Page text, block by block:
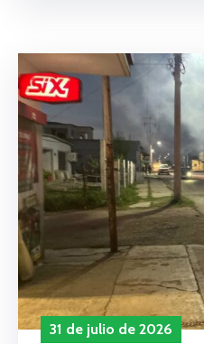
31 de julio de 2026